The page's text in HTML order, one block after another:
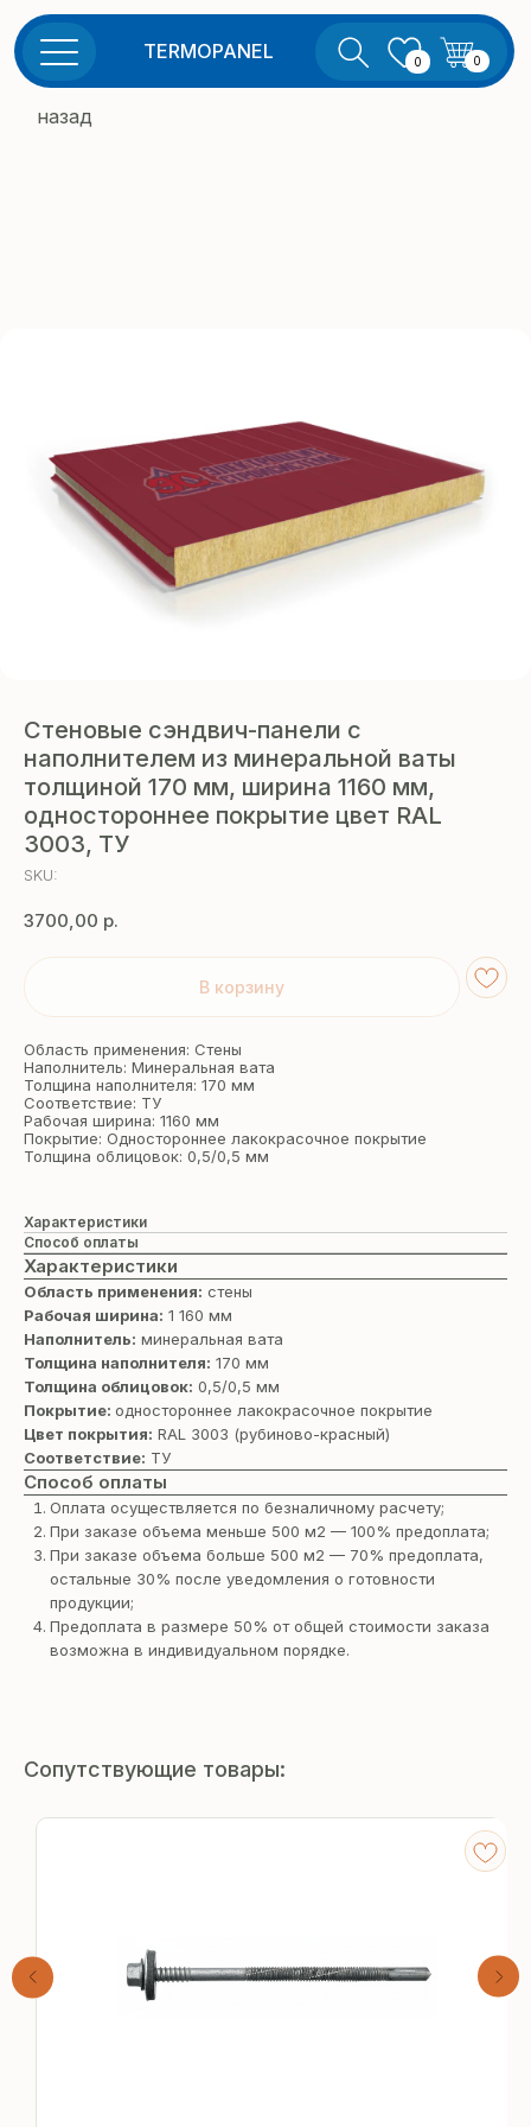
0
TERMOPANEL
назад
Стеновые сэндвич-панели с
наполнителем из минеральной ваты
толщиной 170 мм, ширина 1160 мм,
одностороннее покрытие цвет RAL
3003, ТУ
SKU:
3700,00 р.
В корзину
Область применения: Стены
Наполнитель: Минеральная вата
Толщина наполнителя: 170 мм
Соответствие: ТУ
Рабочая ширина: 1160 мм
Покрытие: Одностороннее лакокрасочное покрытие
Толщина облицовок: 0,5/0,5 мм
Характеристики
Способ оплаты
Характеристики
Область применения: стены
Рабочая ширина: 1 160 мм
Наполнитель: минеральная вата
Толщина наполнителя: 170 мм
Толщина облицовок: 0,5/0,5 мм
Покрытие: одностороннее лакокрасочное покрытие
Цвет покрытия: RAL 3003 (рубиново-красный)
Соответствие: ТУ
Способ оплаты
Оплата осуществляется по безналичному расчету;
При заказе объема меньше 500 м2 — 100% предоплата;
При заказе объема больше 500 м2 — 70% предоплата,
остальные 30% после уведомления о готовности
продукции;
Предоплата в размере 50% от общей стоимости заказа
возможна в индивидуальном порядке.
Сопутствующие товары: